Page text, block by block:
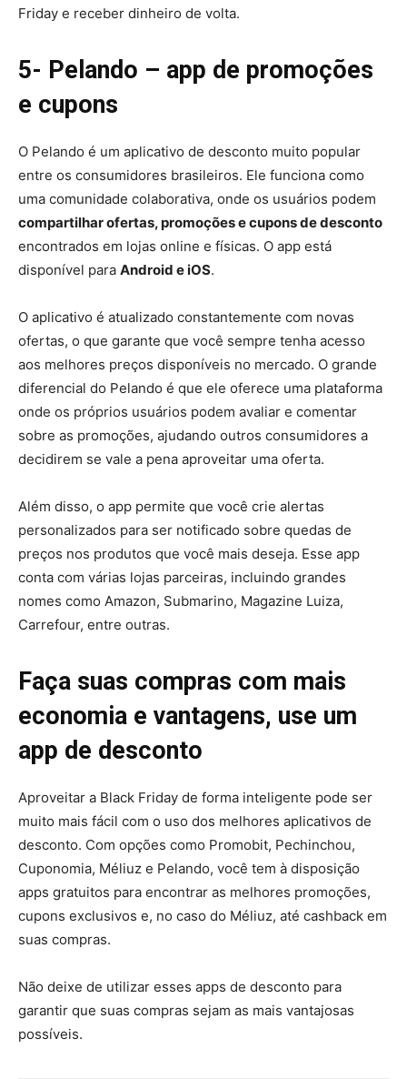
Friday e receber dinheiro de volta.
5- Pelando – app de promoções
e cupons
O Pelando é um aplicativo de desconto muito popular
entre os consumidores brasileiros. Ele funciona como
uma comunidade colaborativa, onde os usuários podem
compartilhar ofertas, promoções e cupons de desconto
encontrados em lojas online e físicas. O app está
disponível para Android e iOS.
O aplicativo é atualizado constantemente com novas
ofertas, o que garante que você sempre tenha acesso
aos melhores preços disponíveis no mercado. O grande
diferencial do Pelando é que ele oferece uma plataforma
onde os próprios usuários podem avaliar e comentar
sobre as promoções, ajudando outros consumidores a
decidirem se vale a pena aproveitar uma oferta.
Além disso, o app permite que você crie alertas
personalizados para ser notificado sobre quedas de
preços nos produtos que você mais deseja. Esse app
conta com várias lojas parceiras, incluindo grandes
nomes como Amazon, Submarino, Magazine Luiza,
Carrefour, entre outras.
Faça suas compras com mais
economia e vantagens, use um
app de desconto
Aproveitar a Black Friday de forma inteligente pode ser
muito mais fácil com o uso dos melhores aplicativos de
desconto. Com opções como Promobit, Pechinchou,
Cuponomia, Méliuz e Pelando, você tem à disposição
apps gratuitos para encontrar as melhores promoções,
cupons exclusivos e, no caso do Méliuz, até cashback em
suas compras.
Não deixe de utilizar esses apps de desconto para
garantir que suas compras sejam as mais vantajosas
possíveis.